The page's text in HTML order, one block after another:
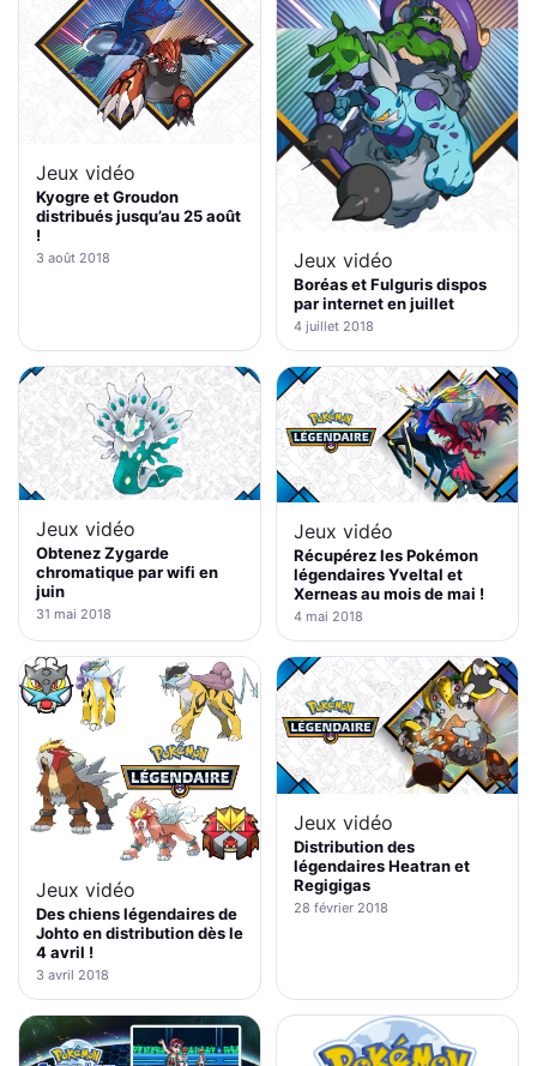
Jeux vidéo
Kyogre et Groudon
distribués jusqu’au 25 août
!
3 août 2018 Jeux vidéo
Boréas et Fulguris dispos
par internet en juillet
4 juillet 2018
Jeux vidéo
Obtenez Zygarde
chromatique par wifi en
juin
31 mai 2018
Jeux vidéo
Récupérez les Pokémon
légendaires Yveltal et
Xerneas au mois de mai !
4 mai 2018
Jeux vidéo
Des chiens légendaires de
Johto en distribution dès le
4 avril !
3 avril 2018
Jeux vidéo
Distribution des
légendaires Heatran et
Regigigas
28 février 2018